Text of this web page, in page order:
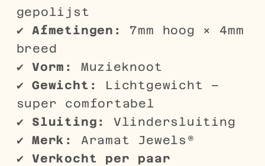
gepolijst
✔Afmetingen:
7mm hoog × 4mm
breed
✔Vorm:
Muzieknoot
✔Gewicht:
Lichtgewicht –
super comfortabel
✔ Sluiting:
Vlindersluiting
✔Merk:
Aramat Jewels®
✔Verkocht per paar